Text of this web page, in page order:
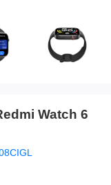
Watch 6